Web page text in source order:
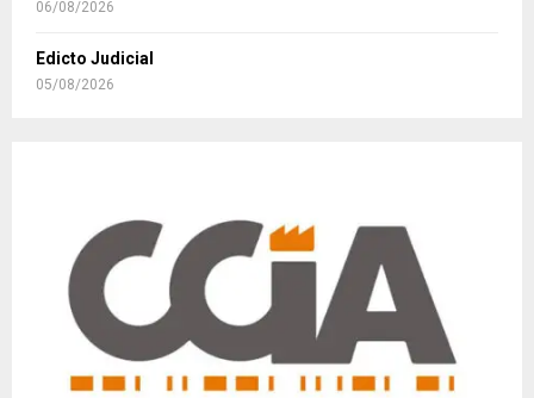
06/08/2026
Edicto Judicial
05/08/2026